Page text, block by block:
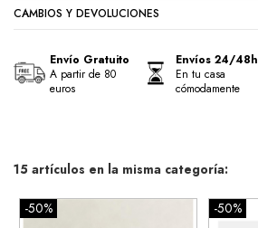
CAMBIOS Y DEVOLUCIONES
Envío Gratuito
A partir de 80
euros
Envíos 24/48h
En tu casa
cómodamente
15 artículos en la misma categoría:
-50% -50%